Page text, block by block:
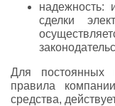
надежность:
сделки
Для постоянных
правила
средства,